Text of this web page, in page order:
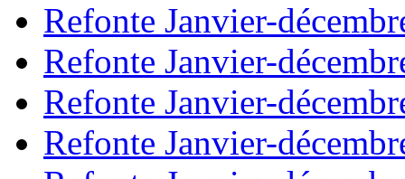
Refonte Janvier-
Refonte Janvier-
Refonte Janvier-
Refonte Janvier-